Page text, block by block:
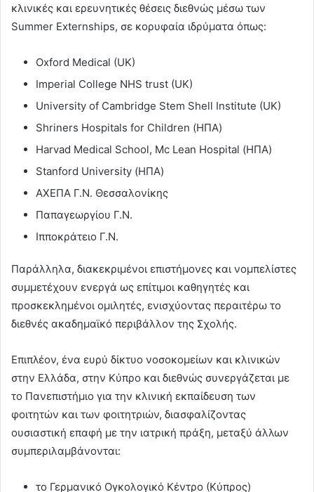
κλινικές και ερευνητικές θέσεις διεθνώς μέσω των
Summer Externships, σε κορυφαία ιδρύματα όπως:
Oxford Medical (UK)
Imperial College NHS trust (UK)
University of Cambridge Stem Shell Institute (UK)
Shriners Hospitals for Children (ΗΠΑ)
Harvad Medical School, Mc Lean Hospital (ΗΠΑ)
Stanford University (ΗΠΑ)
ΑΧΕΠΑ Γ.Ν. Θεσσαλονίκης
Παπαγεωργίου Γ.Ν.
Ιπποκράτειο Γ.Ν.
Παράλληλα, διακεκριμένοι επιστήμονες και νομπελίστες
συμμετέχουν ενεργά ως επίτιμοι καθηγητές και
προσκεκλημένοι ομιλητές, ενισχύοντας περαιτέρω το
διεθνές ακαδημαϊκό περιβάλλον της Σχολής.
Επιπλέον, ένα ευρύ δίκτυο νοσοκομείων και κλινικών
στην Ελλάδα, στην Κύπρο και διεθνώς συνεργάζεται με
το Πανεπιστήμιο για την κλινική εκπαίδευση των
φοιτητών και των φοιτητριών, διασφαλίζοντας
ουσιαστική επαφή με την ιατρική πράξη, μεταξύ άλλων
συμπεριλαμβάνονται:
το Γερμανικό Ογκολογικό Κέντρο (Κύπρος)